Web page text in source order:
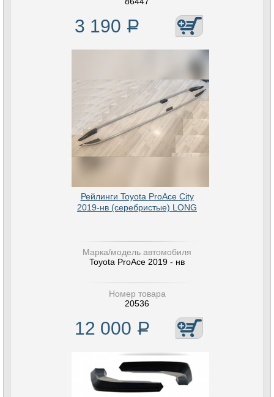
3 190 Р
Рейлинги Toyota ProAce City
2019-нв (серебристые) LONG
Марка/модель автомобиля
Toyota ProAce 2019 - нв
Номер товара
20536
12 000 Р